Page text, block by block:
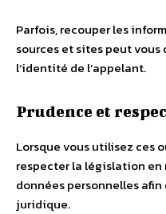
Parfois, recouper les
sources et sites peut
l’identité de l’appelant.
Prudence et
Lorsque vous utilisez ces
respecter la législation
données personnelles
juridique.